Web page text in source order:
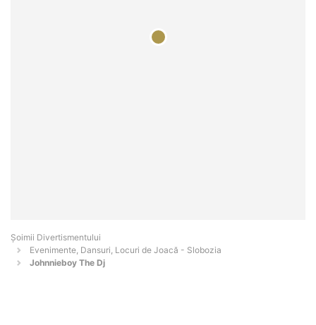
Şoimii Divertismentului
Evenimente, Dansuri, Locuri de Joacă - Slobozia
Johnnieboy The Dj